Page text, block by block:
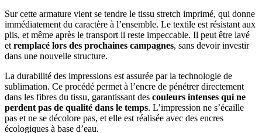
Sur cette armature vient se tendre le tissu stretch imprimé, qui donne
immédiatement du caractère à l’ensemble. Le textile est résistant aux
plis, et même après le transport il reste impeccable. Il peut être lavé
et remplacé lors des prochaines campagnes, sans devoir investir
dans une nouvelle structure.
La durabilité des impressions est assurée par la technologie de
sublimation. Ce procédé permet à l’encre de pénétrer directement
dans les fibres du tissu, garantissant des couleurs intenses qui ne
perdent pas de qualité dans le temps. L’impression ne s’écaille
pas et ne se décolore pas, et elle est réalisée avec des encres
écologiques à base d’eau.